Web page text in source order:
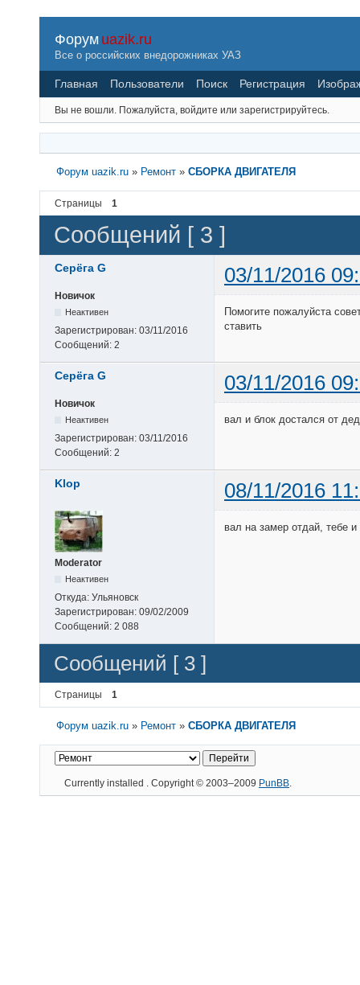
Форум uazik.ru
Все о российских внедорожниках УАЗ
Главная Пользователи Поиск Регистрация
Вы не вошли. Пожалуйста, войдите или зарегистрируйтесь.
Форум uazik.ru » Ремонт » СБОРКА ДВИГАТЕЛЯ
Страницы 1
Сообщений [ 3 ]
Серёга G 03/11/2016
Новичок
Неактивен
Зарегистрирован: 03/11/2016
Сообщений: 2
Помогите пожалуйста
ставить
Серёга G 03/11/2016
Новичок
Неактивен
Зарегистрирован: 03/11/2016
Сообщений: 2
вал и блок достался от
Klop 08/11/2016
Moderator
Неактивен
Откуда: Ульяновск
Зарегистрирован: 09/02/2009
Сообщений: 2 088
вал на замер отдай, тебе
Сообщений [ 3 ]
Страницы 1
Форум uazik.ru » Ремонт » СБОРКА ДВИГАТЕЛЯ
Currently installed . Copyright © 2003–2009 PunBB